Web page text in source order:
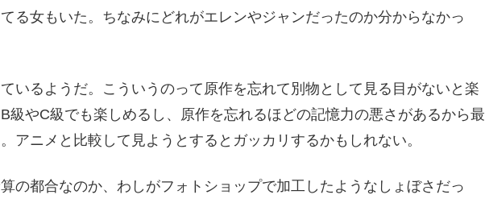
る女もいた。ちなみにどれがエレンやジャンだったのか分からなかっ
いるようだ。こういうのって原作を忘れて別物として見る目がないと楽
級やC級でも楽しめるし、原作を忘れるほどの記憶力の悪さがあるから最
アニメと比較して見ようとするとガッカリするかもしれない。
の都合なのか、わしがフォトショップで加工したようなしょぼさだっ